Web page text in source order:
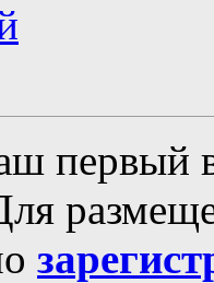
первый